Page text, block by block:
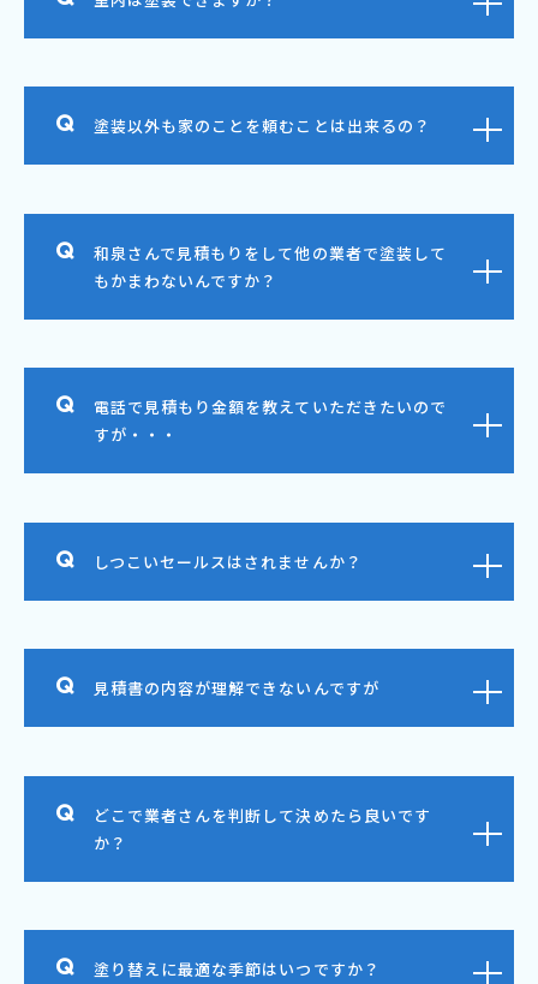
塗装以外も家のことを頼むことは出来るの？
和泉さんで見積もりをして他の業者で塗装して
もかまわないんですか？
電話で見積もり金額を教えていただきたいので
すが・・・
しつこいセールスはされませんか？
見積書の内容が理解できないんですが
どこで業者さんを判断して決めたら良いです
か？
塗り替えに最適な季節はいつですか？